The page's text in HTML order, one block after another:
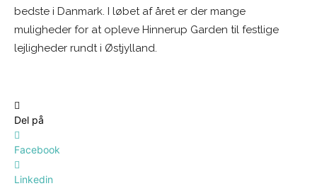
bedste i Danmark. I løbet af året er der mange
muligheder for at opleve Hinnerup Garden til festlige
lejligheder rundt i Østjylland.
Del på
Facebook
Linkedin